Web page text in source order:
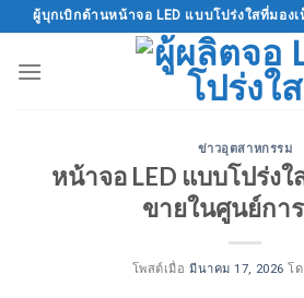
ไป
ผู้บุกเบิกด้านหน้าจอ LED แบบโปร่งใสที่มอง
ข่าวอุตสาหกรรม
หน้าจอ LED แบบโปร่ง
ขายในศูนย์กา
โพสต์เมื่อ มีนาคม 17, 2026 โ